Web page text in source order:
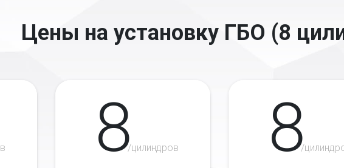
Цены на установку ГБО (8
8/цилиндров 8/